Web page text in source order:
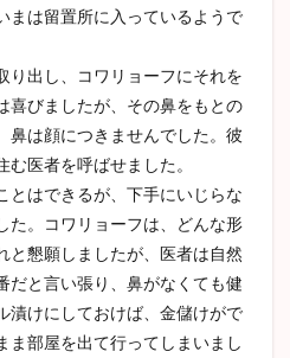
は留置所に入っているようで
出し、コワリョーフにそれを
喜びましたが、その鼻をもとの
鼻は顔につきませんでした。彼
医者を呼ばせました。
はできるが、下手にいじらな
た。コワリョーフは、どんな形
と懇願しましたが、医者は自然
だと言い張り、鼻がなくても健
漬けにしておけば、金儲けがで
ま部屋を出て行ってしまいまし